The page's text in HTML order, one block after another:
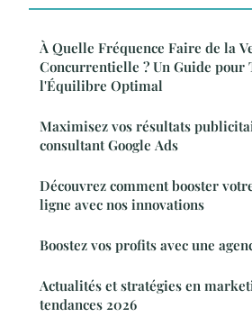
À Quelle Fréquence Faire de la
Concurrentielle ? Un Guide pour
l'Équilibre Optimal
Maximisez vos résultats
consultant Google Ads
Découvrez comment booster
ligne avec nos innovations
Boostez vos profits avec une
Actualités et stratégies en
tendances 2026